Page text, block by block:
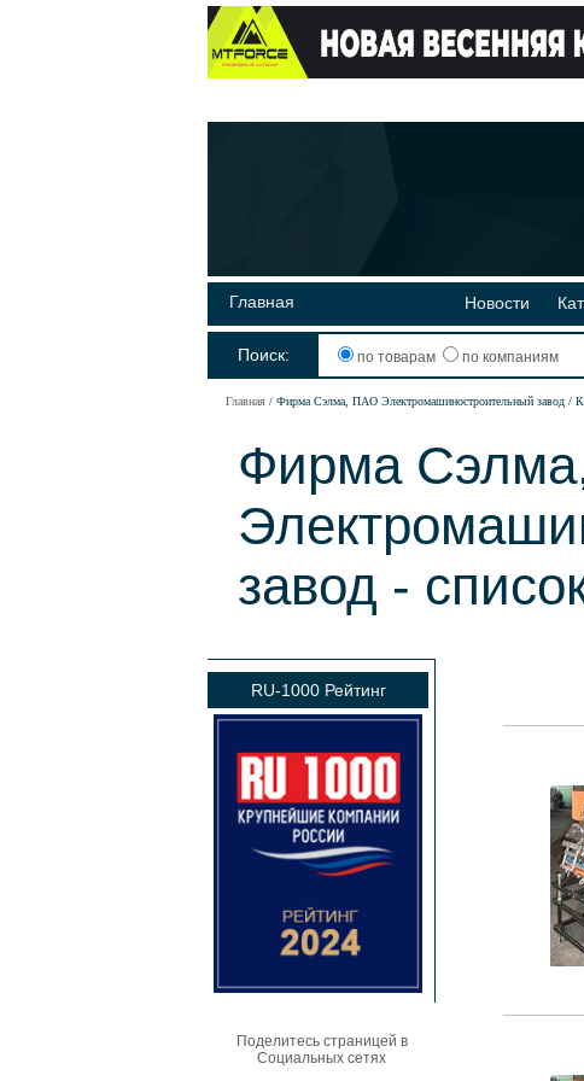
Главная Новости
Поиск: по товарам по компаниям
Главная Фирма Сэлма, ПАО Электромашиностроительный завод
Фирма
завод -
RU-1000 Рейтинг
Поделитесь страницей в
Социальных сетях